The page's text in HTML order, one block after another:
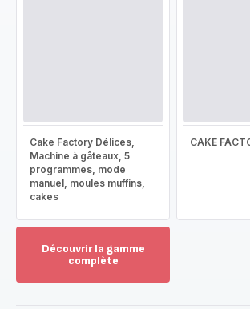
Cake Factory Délices,
Machine à gâteaux, 5
programmes, mode
manuel, moules muffins,
cakes
CAKE
Découvrir la gamme
complète